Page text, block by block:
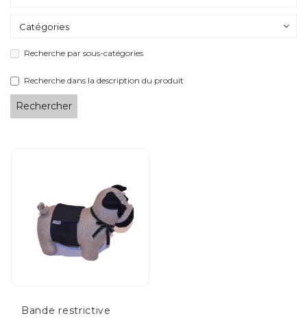
ENTREPRISE
Recherche par sous-catégories
Recherche dans la description du produit
Bande restrictive